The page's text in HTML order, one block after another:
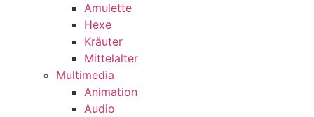
Amulette
Hexe
Kräuter
Mittelalter
Multimedia
Animation
Audio